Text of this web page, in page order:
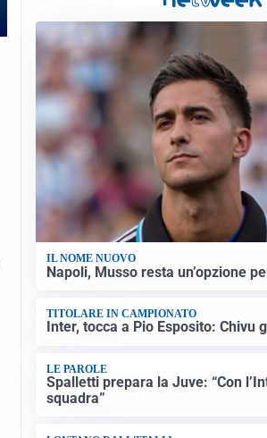
IL NOME NUOVO
Napoli, Musso resta un’opzione
TITOLARE IN CAMPIONATO
Inter, tocca a Pio Esposito: Chivu
LE PAROLE
Spalletti prepara la Juve: “Con
squadra”